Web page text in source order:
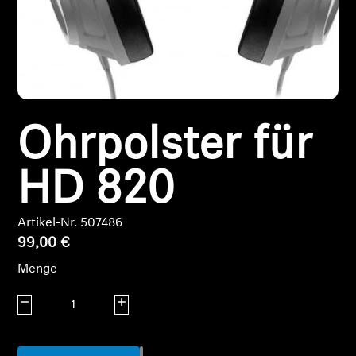
Kopfhörer-Ersatzteile & Zubehör
Hearing
TV-Kopfhörer
Ressourcen zum Thema Hören
Ohrpolster für
HD 820
Artikel-Nr. 507486
99,00 €
Menge
Menge verringern Menge erhöhen